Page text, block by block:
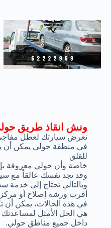
ونش انقاذ طريق
تعرض سيارتك لعطل مفاجئ
في منطقة حولي يمكن أن
للقلق
خاصة وأن حولي معروفة
وقد تجد نفسك عالقاً مع
وبالتالي تحتاج إلى
أقرب ورشة إصلاح أو
في هذه الحالات، يمكن
هي الحل الأمثل
داخل جميع مناطق حولي.